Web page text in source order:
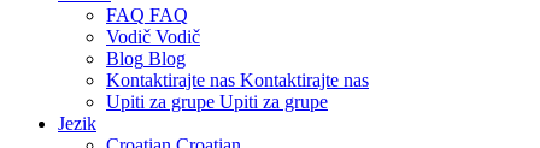
FAQ FAQ
Vodič Vodič
Blog Blog
Kontaktirajte nas Kontaktirajte nas
Upiti za grupe Upiti za grupe
Jezik